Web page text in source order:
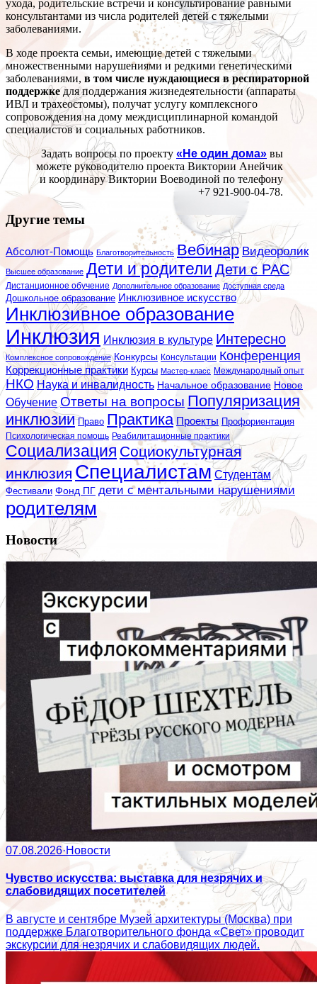
ухода, родительские встречи и консультирование равными
консультантами из числа родителей детей с тяжелыми
заболеваниями.
В ходе проекта семьи, имеющие детей с тяжелыми
множественными нарушениями и редкими генетическими
заболеваниями, в том числе нуждающиеся в респираторной
поддержкедля поддержания жизнедеятельности (аппараты
ИВЛ и трахеостомы), получат услугу комплексного
сопровождения на дому междисциплинарной командой
специалистов и социальных работников.
Задать вопросы по проекту «Не один дома» вы
можете руководителю проекта Виктории Анейчик
и координару Виктории Воеводиной по телефону
+7 921-900-04-78.
Другие темы
Абсолют-Помощь Благотворительность Вебинар Видеоролик
Высшее образование Дети и родители Дети с РАС
Дистанционное обучение Дополнительное образование Доступная среда
Дошкольное образование Инклюзивное искусство
Инклюзивное образование
Инклюзия Инклюзия в культуре Интересно
Комплексное сопровождение Конкурсы Консультации Конференция
Коррекционные практики Курсы Мастер-класс Международный опыт
НКО Наука и инвалидность Начальное образование Новое
Обучение Ответы на вопросы Популяризация
инклюзии Право Практика Проекты Профориентация
Психологическая помощь Реабилитационные практики
Социализация Социокультурная
инклюзия Специалистам Студентам
Фестивали Фонд ПГ дети с ментальными нарушениями
родителям
Новости
07.08.2026·Новости
Чувство искусства: выставка для незрячих и
слабовидящих посетителей
В августе и сентябре Музей архитектуры (Москва) при
поддержке Благотворительного фонда «Свет» проводит
экскурсии для незрячих и слабовидящих людей.